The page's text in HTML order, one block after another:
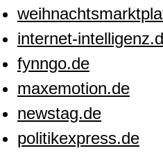
internet-
fynngo.de
maxemotion.de
newstag.de
politikexpress.de